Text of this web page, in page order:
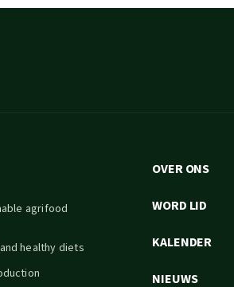
agrifood
healthy diets
OVER ONS
WORD LID
KALENDER
NIEUWS